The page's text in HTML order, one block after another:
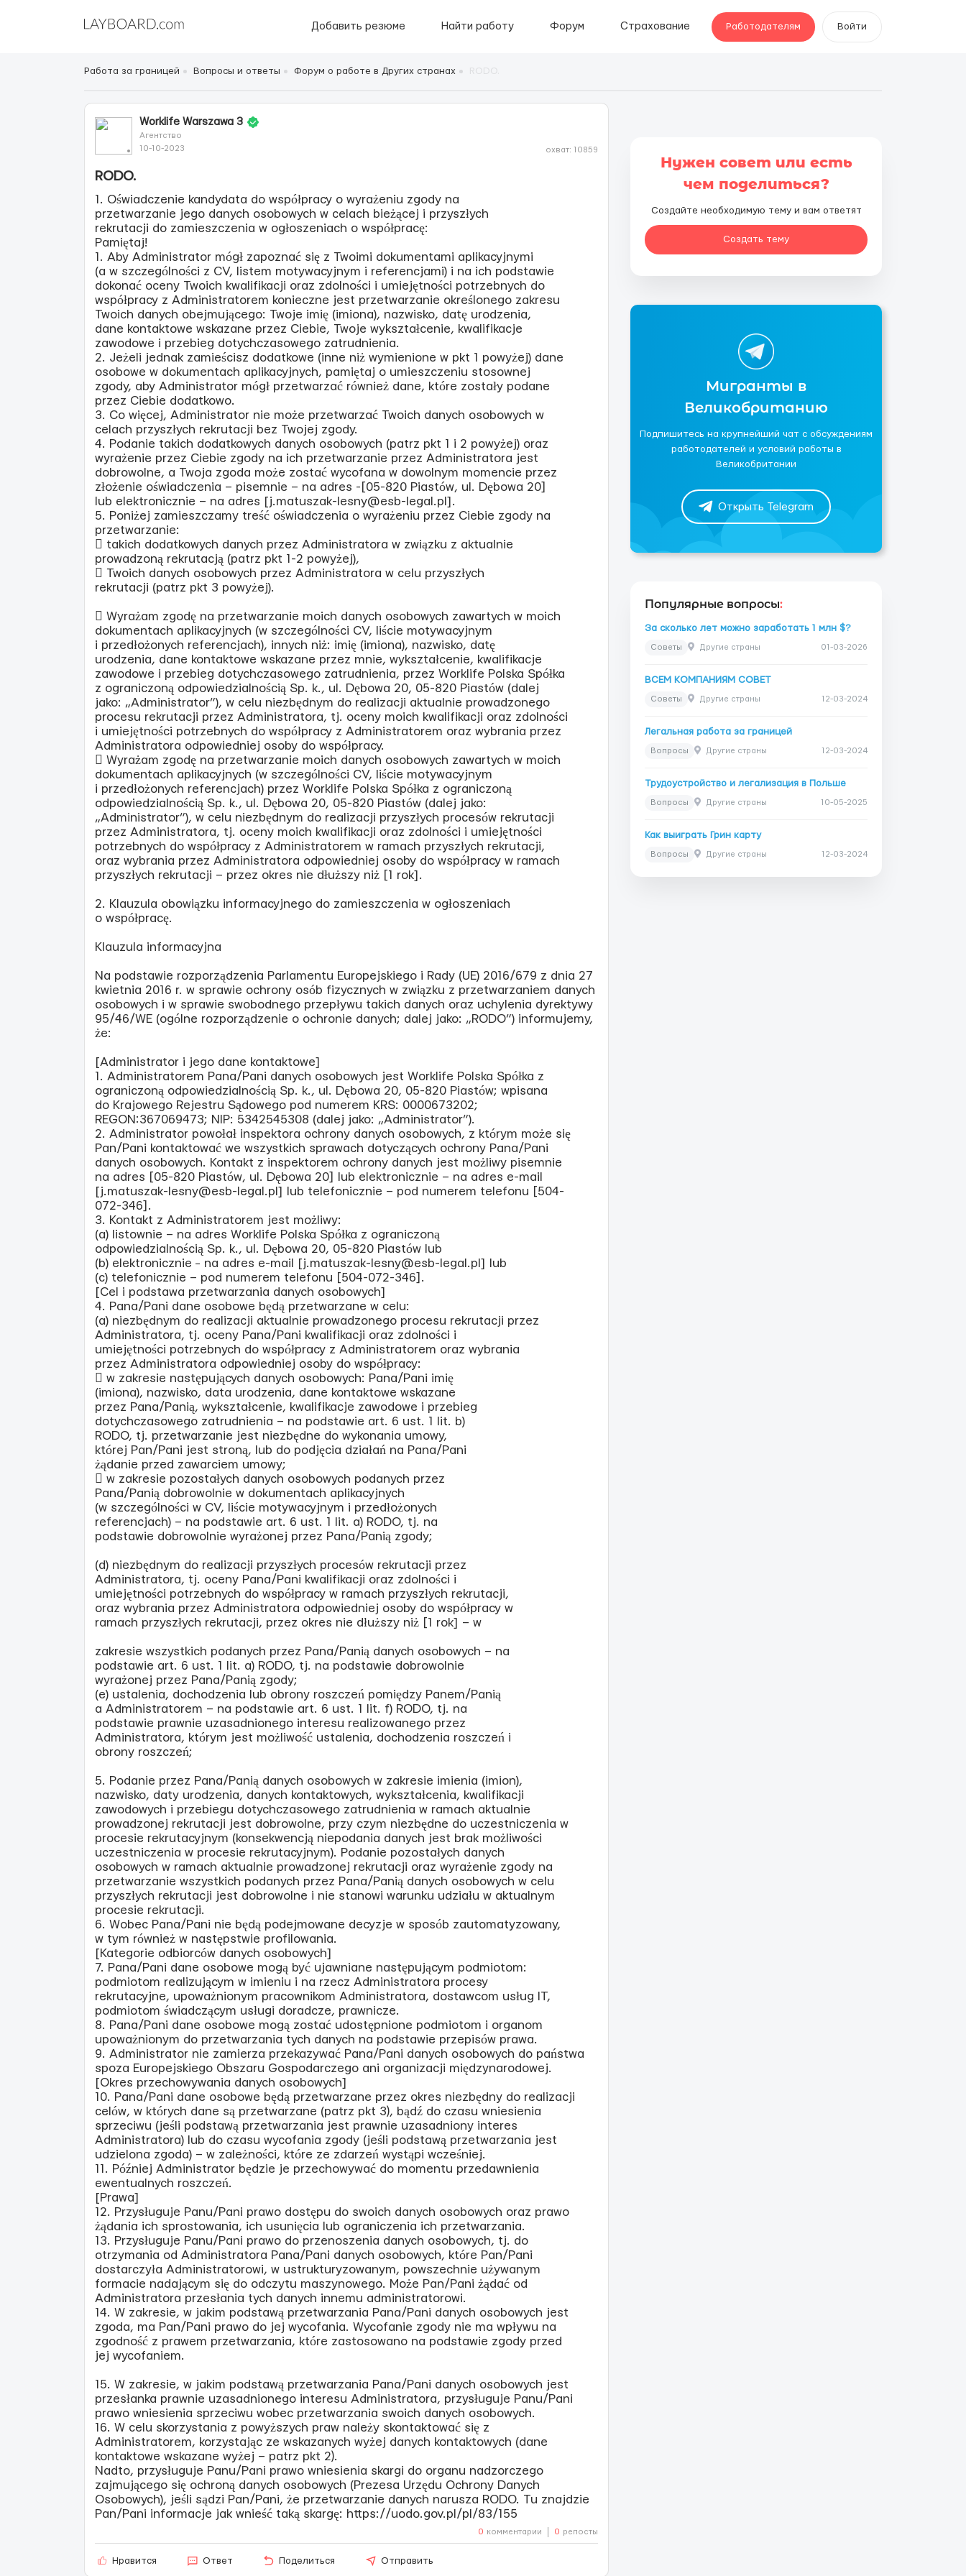
Добавить резюме Найти работу Форум Страхование Работодателям Войти
Работа за границей Вопросы и ответы Форум о работе в Других странах
Worklife Warszawa 3
Агентство
10-10-2023
охват: 10859
RODO.
1. Oświadczenie kandydata do współpracy o wyrażeniu zgody na
przetwarzanie jego danych osobowych w celach bieżącej i przyszłych
rekrutacji do zamieszczenia w ogłoszeniach o współpracę:
Pamiętaj!
1. Aby Administrator mógł zapoznać się z Twoimi dokumentami aplikacyjnymi
(a w szczególności z CV, listem motywacyjnym i referencjami) i na ich podstawie
dokonać oceny Twoich kwalifikacji oraz zdolności i umiejętności potrzebnych do
współpracy z Administratorem konieczne jest przetwarzanie określonego zakresu
Twoich danych obejmującego: Twoje imię (imiona), nazwisko, datę urodzenia,
dane kontaktowe wskazane przez Ciebie, Twoje wykształcenie, kwalifikacje
zawodowe i przebieg dotychczasowego zatrudnienia.
2. Jeżeli jednak zamieścisz dodatkowe (inne niż wymienione w pkt 1 powyżej) dane
osobowe w dokumentach aplikacyjnych, pamiętaj o umieszczeniu stosownej
zgody, aby Administrator mógł przetwarzać również dane, które zostały podane
przez Ciebie dodatkowo.
3. Co więcej, Administrator nie może przetwarzać Twoich danych osobowych w
celach przyszłych rekrutacji bez Twojej zgody.
4. Podanie takich dodatkowych danych osobowych (patrz pkt 1 i 2 powyżej) oraz
wyrażenie przez Ciebie zgody na ich przetwarzanie przez Administratora jest
dobrowolne, a Twoja zgoda może zostać wycofana w dowolnym momencie przez
złożenie oświadczenia – pisemnie – na adres -[05-820 Piastów, ul. Dębowa 20]
lub elektronicznie – na adres [j.matuszak-lesny@esb-legal.pl].
5. Poniżej zamieszczamy treść oświadczenia o wyrażeniu przez Ciebie zgody na
przetwarzanie:
 takich dodatkowych danych przez Administratora w związku z aktualnie
prowadzoną rekrutacją (patrz pkt 1-2 powyżej),
 Twoich danych osobowych przez Administratora w celu przyszłych
rekrutacji (patrz pkt 3 powyżej).
 Wyrażam zgodę na przetwarzanie moich danych osobowych zawartych w moich
dokumentach aplikacyjnych (w szczególności CV, liście motywacyjnym
i przedłożonych referencjach), innych niż: imię (imiona), nazwisko, datę
urodzenia, dane kontaktowe wskazane przez mnie, wykształcenie, kwalifikacje
zawodowe i przebieg dotychczasowego zatrudnienia, przez Worklife Polska Spółka
z ograniczoną odpowiedzialnością Sp. k., ul. Dębowa 20, 05-820 Piastów (dalej
jako: „Administrator”), w celu niezbędnym do realizacji aktualnie prowadzonego
procesu rekrutacji przez Administratora, tj. oceny moich kwalifikacji oraz zdolności
i umiejętności potrzebnych do współpracy z Administratorem oraz wybrania przez
Administratora odpowiedniej osoby do współpracy.
 Wyrażam zgodę na przetwarzanie moich danych osobowych zawartych w moich
dokumentach aplikacyjnych (w szczególności CV, liście motywacyjnym
i przedłożonych referencjach) przez Worklife Polska Spółka z ograniczoną
odpowiedzialnością Sp. k., ul. Dębowa 20, 05-820 Piastów (dalej jako:
„Administrator”), w celu niezbędnym do realizacji przyszłych procesów rekrutacji
przez Administratora, tj. oceny moich kwalifikacji oraz zdolności i umiejętności
potrzebnych do współpracy z Administratorem w ramach przyszłych rekrutacji,
oraz wybrania przez Administratora odpowiedniej osoby do współpracy w ramach
przyszłych rekrutacji – przez okres nie dłuższy niż [1 rok].
2. Klauzula obowiązku informacyjnego do zamieszczenia w ogłoszeniach
o współpracę.
Klauzula informacyjna
Na podstawie rozporządzenia Parlamentu Europejskiego i Rady (UE) 2016/679 z dnia 27
kwietnia 2016 r. w sprawie ochrony osób fizycznych w związku z przetwarzaniem danych
osobowych i w sprawie swobodnego przepływu takich danych oraz uchylenia dyrektywy
95/46/WE (ogólne rozporządzenie o ochronie danych; dalej jako: „RODO”) informujemy,
że:
[Administrator i jego dane kontaktowe]
1. Administratorem Pana/Pani danych osobowych jest Worklife Polska Spółka z
ograniczoną odpowiedzialnością Sp. k., ul. Dębowa 20, 05-820 Piastów; wpisana
do Krajowego Rejestru Sądowego pod numerem KRS: 0000673202;
REGON:367069473; NIP: 5342545308 (dalej jako: „Administrator”).
2. Administrator powołał inspektora ochrony danych osobowych, z którym może się
Pan/Pani kontaktować we wszystkich sprawach dotyczących ochrony Pana/Pani
danych osobowych. Kontakt z inspektorem ochrony danych jest możliwy pisemnie
na adres [05-820 Piastów, ul. Dębowa 20] lub elektronicznie – na adres e-mail
[j.matuszak-lesny@esb-legal.pl] lub telefonicznie – pod numerem telefonu [504-
072-346].
3. Kontakt z Administratorem jest możliwy:
(a) listownie – na adres Worklife Polska Spółka z ograniczoną
odpowiedzialnością Sp. k., ul. Dębowa 20, 05-820 Piastów lub
(b) elektronicznie − na adres e-mail [j.matuszak-lesny@esb-legal.pl] lub
(c) telefonicznie – pod numerem telefonu [504-072-346].
[Cel i podstawa przetwarzania danych osobowych]
4. Pana/Pani dane osobowe będą przetwarzane w celu:
(a) niezbędnym do realizacji aktualnie prowadzonego procesu rekrutacji przez
Administratora, tj. oceny Pana/Pani kwalifikacji oraz zdolności i
umiejętności potrzebnych do współpracy z Administratorem oraz wybrania
przez Administratora odpowiedniej osoby do współpracy:
 w zakresie następujących danych osobowych: Pana/Pani imię
(imiona), nazwisko, data urodzenia, dane kontaktowe wskazane
przez Pana/Panią, wykształcenie, kwalifikacje zawodowe i przebieg
dotychczasowego zatrudnienia – na podstawie art. 6 ust. 1 lit. b)
RODO, tj. przetwarzanie jest niezbędne do wykonania umowy,
której Pan/Pani jest stroną, lub do podjęcia działań na Pana/Pani
żądanie przed zawarciem umowy;
 w zakresie pozostałych danych osobowych podanych przez
Pana/Panią dobrowolnie w dokumentach aplikacyjnych
(w szczególności w CV, liście motywacyjnym i przedłożonych
referencjach) – na podstawie art. 6 ust. 1 lit. a) RODO, tj. na
podstawie dobrowolnie wyrażonej przez Pana/Panią zgody;
(d) niezbędnym do realizacji przyszłych procesów rekrutacji przez
Administratora, tj. oceny Pana/Pani kwalifikacji oraz zdolności i
umiejętności potrzebnych do współpracy w ramach przyszłych rekrutacji,
oraz wybrania przez Administratora odpowiedniej osoby do współpracy w
ramach przyszłych rekrutacji, przez okres nie dłuższy niż [1 rok] – w
zakresie wszystkich podanych przez Pana/Panią danych osobowych – na
podstawie art. 6 ust. 1 lit. a) RODO, tj. na podstawie dobrowolnie
wyrażonej przez Pana/Panią zgody;
(e) ustalenia, dochodzenia lub obrony roszczeń pomiędzy Panem/Panią
a Administratorem – na podstawie art. 6 ust. 1 lit. f) RODO, tj. na
podstawie prawnie uzasadnionego interesu realizowanego przez
Administratora, którym jest możliwość ustalenia, dochodzenia roszczeń i
obrony roszczeń;
5. Podanie przez Pana/Panią danych osobowych w zakresie imienia (imion),
nazwisko, daty urodzenia, danych kontaktowych, wykształcenia, kwalifikacji
zawodowych i przebiegu dotychczasowego zatrudnienia w ramach aktualnie
prowadzonej rekrutacji jest dobrowolne, przy czym niezbędne do uczestniczenia w
procesie rekrutacyjnym (konsekwencją niepodania danych jest brak możliwości
uczestniczenia w procesie rekrutacyjnym). Podanie pozostałych danych
osobowych w ramach aktualnie prowadzonej rekrutacji oraz wyrażenie zgody na
przetwarzanie wszystkich podanych przez Pana/Panią danych osobowych w celu
przyszłych rekrutacji jest dobrowolne i nie stanowi warunku udziału w aktualnym
procesie rekrutacji.
6. Wobec Pana/Pani nie będą podejmowane decyzje w sposób zautomatyzowany,
w tym również w następstwie profilowania.
[Kategorie odbiorców danych osobowych]
7. Pana/Pani dane osobowe mogą być ujawniane następującym podmiotom:
podmiotom realizującym w imieniu i na rzecz Administratora procesy
rekrutacyjne, upoważnionym pracownikom Administratora, dostawcom usług IT,
podmiotom świadczącym usługi doradcze, prawnicze.
8. Pana/Pani dane osobowe mogą zostać udostępnione podmiotom i organom
upoważnionym do przetwarzania tych danych na podstawie przepisów prawa.
9. Administrator nie zamierza przekazywać Pana/Pani danych osobowych do państwa
spoza Europejskiego Obszaru Gospodarczego ani organizacji międzynarodowej.
[Okres przechowywania danych osobowych]
10. Pana/Pani dane osobowe będą przetwarzane przez okres niezbędny do realizacji
celów, w których dane są przetwarzane (patrz pkt 3), bądź do czasu wniesienia
sprzeciwu (jeśli podstawą przetwarzania jest prawnie uzasadniony interes
Administratora) lub do czasu wycofania zgody (jeśli podstawą przetwarzania jest
udzielona zgoda) – w zależności, które ze zdarzeń wystąpi wcześniej.
11. Później Administrator będzie je przechowywać do momentu przedawnienia
ewentualnych roszczeń.
[Prawa]
12. Przysługuje Panu/Pani prawo dostępu do swoich danych osobowych oraz prawo
żądania ich sprostowania, ich usunięcia lub ograniczenia ich przetwarzania.
13. Przysługuje Panu/Pani prawo do przenoszenia danych osobowych, tj. do
otrzymania od Administratora Pana/Pani danych osobowych, które Pan/Pani
dostarczyła Administratorowi, w ustrukturyzowanym, powszechnie używanym
formacie nadającym się do odczytu maszynowego. Może Pan/Pani żądać od
Administratora przesłania tych danych innemu administratorowi.
14. W zakresie, w jakim podstawą przetwarzania Pana/Pani danych osobowych jest
zgoda, ma Pan/Pani prawo do jej wycofania. Wycofanie zgody nie ma wpływu na
zgodność z prawem przetwarzania, które zastosowano na podstawie zgody przed
jej wycofaniem.
15. W zakresie, w jakim podstawą przetwarzania Pana/Pani danych osobowych jest
przesłanka prawnie uzasadnionego interesu Administratora, przysługuje Panu/Pani
prawo wniesienia sprzeciwu wobec przetwarzania swoich danych osobowych.
16. W celu skorzystania z powyższych praw należy skontaktować się z
Administratorem, korzystając ze wskazanych wyżej danych kontaktowych (dane
kontaktowe wskazane wyżej – patrz pkt 2).
Nadto, przysługuje Panu/Pani prawo wniesienia skargi do organu nadzorczego
zajmującego się ochroną danych osobowych (Prezesa Urzędu Ochrony Danych
Osobowych), jeśli sądzi Pan/Pani, że przetwarzanie danych narusza RODO. Tu znajdzie
Pan/Pani informacje jak wnieść taką skargę: https://uodo.gov.pl/pl/83/155
0 комментарии 0 репосты
Нравится Ответ Поделиться Отправить
Нужен совет или есть
чем поделиться?
Создайте необходимую тему и вам ответят
Создать тему
Мигранты в
Великобританию
Подпишитесь на крупнейший чат с обсуждениям
работодателей и условий работы в
Великобритании
Открыть Telegram
Популярные вопросы:
За сколько лет можно заработать 1 млн $?
Советы Другие страны 01-03-2026
ВСЕМ КОМПАНИЯМ СОВЕТ
Советы Другие страны 12-03-2024
Легальная работа за границей
Вопросы Другие страны 12-03-2024
Трудоустройство и легализация в Польше
Вопросы Другие страны 10-05-2025
Как выиграть Грин карту
Вопросы Другие страны 12-03-2024